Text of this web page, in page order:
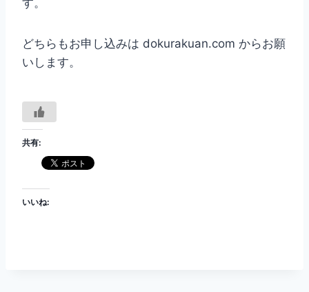
す。
どちらもお申し込みは dokurakuan.com からお願
いします。
共有:
いいね: